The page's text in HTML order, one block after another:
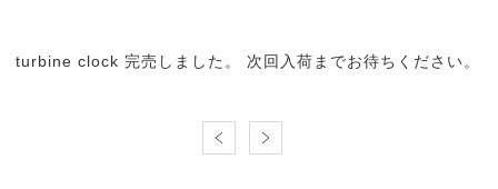
turbine clock 完売しました。 次回入荷までお待ちください。